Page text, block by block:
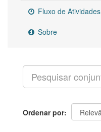
Fluxo de Atividades
Sobre
Ordenar por